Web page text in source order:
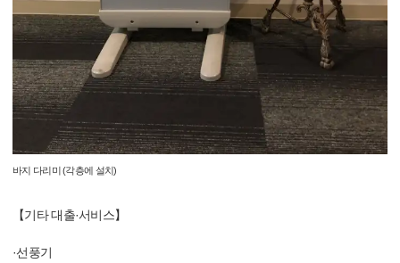
바지 다리미 (각층에 설치)
【기타 대출·서비스】
·선풍기